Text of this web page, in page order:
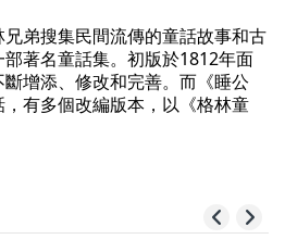
兄弟搜集民間流傳的童話故事和古
著名童話集。初版於1812年面
增添、修改和完善。而《睡公
有多個改編版本，以《格林童